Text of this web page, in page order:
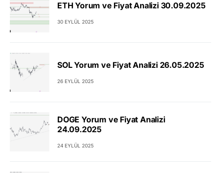
ETH Yorum ve Fiyat Analizi 30.09.2025
30 EYLÜL 2025
SOL Yorum ve Fiyat Analizi 26.05.2025
26 EYLÜL 2025
DOGE Yorum ve Fiyat Analizi
24.09.2025
24 EYLÜL 2025